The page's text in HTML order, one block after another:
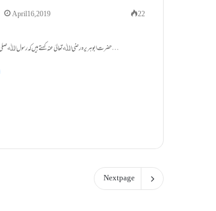
April 16, 2019 22
حضرت ابو ہریرہ رضی اﷲتعالیٰ عنہ کہتے ہیں کہ رسول اﷲ صلی اﷲ تعالیٰ علیہ وسلم نے ارشاد…
Next page